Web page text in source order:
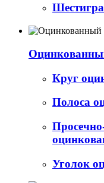
Круг
Полоса
Уголок